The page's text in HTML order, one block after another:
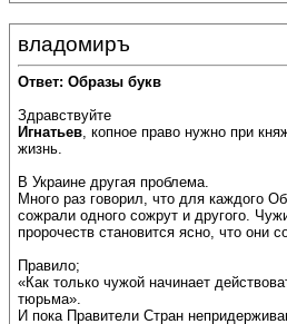
владомиръ
Ответ: Образы букв
Здравствуйте
Игнатьев, копное право нужно при
жизнь.
В Украине другая проблема.
Много раз говорил, что для каждого
сожрали одного сожрут и другого.
пророчеств становится ясно, что они
Правило;
«Как только чужой начинает
тюрьма».
И пока Правители Стран